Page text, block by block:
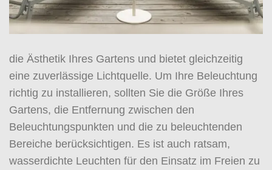
die Ästhetik Ihres Gartens und bietet gleichzeitig
eine zuverlässige Lichtquelle. Um Ihre Beleuchtung
richtig zu installieren, sollten Sie die Größe Ihres
Gartens, die Entfernung zwischen den
Beleuchtungspunkten und die zu beleuchtenden
Bereiche berücksichtigen. Es ist auch ratsam,
wasserdichte Leuchten für den Einsatz im Freien zu